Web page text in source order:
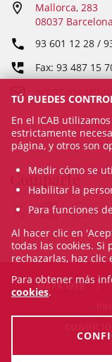
Mallorca, 283
08037
93 601 12 28 /
Fax: 93 487 15
Comparte
MAPA WEB
TÚ PUEDES
En el ICAB
estrictamente
página, y otros son
Medir cómo se
Habilitar la
Para funciones
Al hacer clic en
todas las cookies.
rechazarlas, haz clic
Para obtener más
cookies.